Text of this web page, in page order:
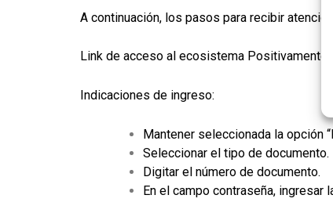
A continuación, los pasos para recibir atención:
Link de acceso al ecosistema Positivamente:
Indicaciones de ingreso:
Mantener seleccionada la opción
Seleccionar el tipo de documento.
Digitar el número de documento.
En el campo contraseña, ingresar